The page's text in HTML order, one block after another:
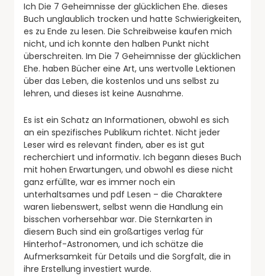
Ich Die 7 Geheimnisse der glücklichen Ehe. dieses
Buch unglaublich trocken und hatte Schwierigkeiten,
es zu Ende zu lesen. Die Schreibweise kaufen mich
nicht, und ich konnte den halben Punkt nicht
überschreiten. Im Die 7 Geheimnisse der glücklichen
Ehe. haben Bücher eine Art, uns wertvolle Lektionen
über das Leben, die kostenlos und uns selbst zu
lehren, und dieses ist keine Ausnahme.
Es ist ein Schatz an Informationen, obwohl es sich
an ein spezifisches Publikum richtet. Nicht jeder
Leser wird es relevant finden, aber es ist gut
recherchiert und informativ. Ich begann dieses Buch
mit hohen Erwartungen, und obwohl es diese nicht
ganz erfüllte, war es immer noch ein
unterhaltsames und pdf Lesen – die Charaktere
waren liebenswert, selbst wenn die Handlung ein
bisschen vorhersehbar war. Die Sternkarten in
diesem Buch sind ein großartiges verlag für
Hinterhof-Astronomen, und ich schätze die
Aufmerksamkeit für Details und die Sorgfalt, die in
ihre Erstellung investiert wurde.